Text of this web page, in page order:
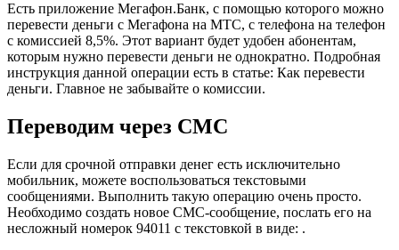
Есть приложение Мегафон.Банк, с помощью которого можно
перевести деньги с Мегафона на МТС, с телефона на телефон
с комиссией 8,5%. Этот вариант будет удобен абонентам,
которым нужно перевести деньги не однократно. Подробная
инструкция данной операции есть в статье: Как перевести
деньги. Главное не забывайте о комиссии.
Переводим через СМС
Если для срочной отправки денег есть исключительно
мобильник, можете воспользоваться текстовыми
сообщениями. Выполнить такую операцию очень просто.
Необходимо создать новое СМС-сообщение, послать его на
несложный номерок 94011 с текстовкой в виде: .